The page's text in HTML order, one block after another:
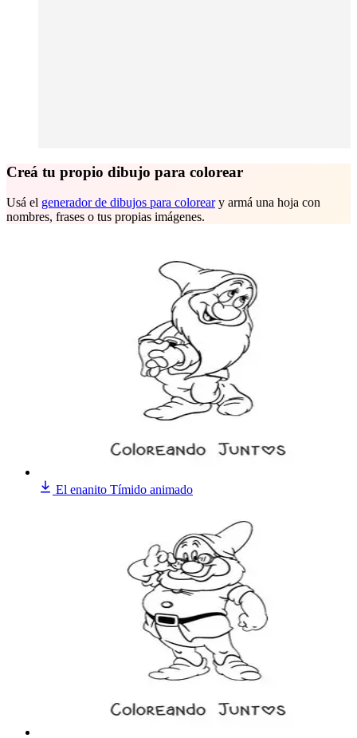
Creá tu propio dibujo para colorear
Usá el generador de dibujos para coloreary armá una hoja con
nombres, frases o tus propias imágenes.
El enanito Tímido animado